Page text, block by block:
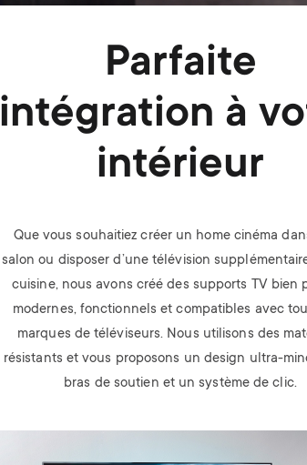
Parfaite
intégration à
intérieur
Que vous souhaitiez créer un home cinéma
salon ou disposer d’une télévision
cuisine, nous avons créé des supports TV bien
modernes, fonctionnels et compatibles avec
marques de téléviseurs. Nous utilisons des
résistants et vous proposons un design ultra-
bras de soutien et un système de clic.